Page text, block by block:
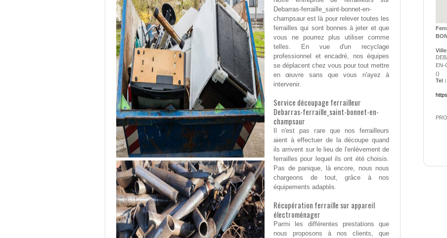
Debarras-ferraille_saint-bonnet-en-
champsaur est là pour relever toutes les
ferrailles qui sont bonnes à jeter et que
vous ne pourrez plus utiliser comme
telles. En vue d'un recyclage
professionnel et encadré, nos équipes
se déplacent chez vous pour tout mettre
en œuvre sans que vous n'ayez à
intervenir.
Service découpage ferrailleur
Debarras-ferraille_saint-bonnet-en-
champsaur
Il n'est pas rare que nos ferrailleurs
aient à effectuer de la découpe quand
ils arrivent sur le lieu de l'enlèvement de
ferrailles pour lequel ils ont été choisis.
Pas de panique, là encore, nous nous
chargeons de tout, grâce à nos
équipements adaptés.
Récupération ferraille sur appareil
électroménager
Parmi les différentes prestations que
nous proposons à nos clients, que
EN-
()
Tel :